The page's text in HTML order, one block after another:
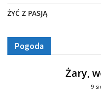
ŻYĆ Z PASJĄ
Pogoda
Żary,
9